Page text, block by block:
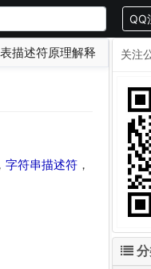
QQ
描述符原理解释
字符串描述符，
关注